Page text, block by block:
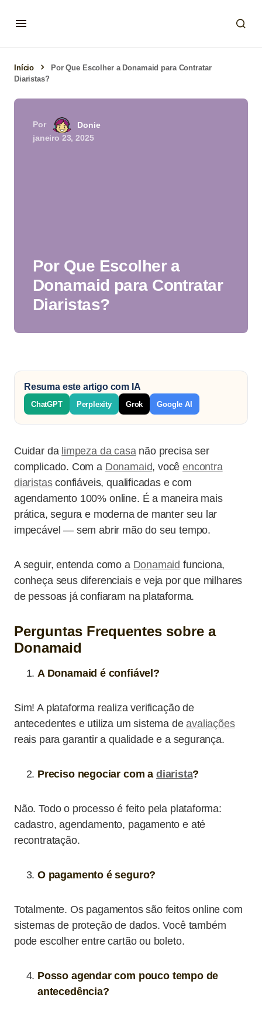
Início
Por Que Escolher a Donamaid para Contratar
Diaristas?
Por
Donie
janeiro 23, 2025
Por Que Escolher a
Donamaid para Contratar
Diaristas?
Resuma este artigo com IA
ChatGPT Perplexity Grok Google AI
Cuidar da limpeza da casanão precisa ser
complicado. Com a Donamaid, vocêencontra
diaristasconfiáveis, qualificadas e com
agendamento 100% online. É a maneira mais
prática, segura e moderna de manter seu lar
impecável — sem abrir mão do seu tempo.
A seguir, entenda como a Donamaid funciona,
conheça seus diferenciais e veja por que milhares
de pessoas já confiaram na plataforma.
Perguntas Frequentes sobre a
Donamaid
A Donamaid é confiável?
Sim! A plataforma realiza verificação de
antecedentes e utiliza um sistema deavaliações
reais para garantir a qualidade e a segurança.
Preciso negociar com a diarista?
Não. Todo o processo é feito pela plataforma:
cadastro, agendamento, pagamento e até
recontratação.
O pagamento é seguro?
Totalmente. Os pagamentos são feitos online com
sistemas de proteção de dados. Você também
pode escolher entre cartão ou boleto.
Posso agendar com pouco tempo de
antecedência?